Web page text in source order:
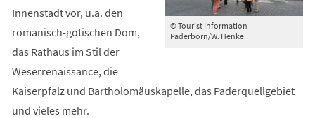
© Tourist Information
Paderborn/W. Henke
Innenstadt vor, u.a. den
romanisch-gotischen Dom,
das Rathaus im Stil der
Weserrenaissance, die
Kaiserpfalz und Bartholomäuskapelle, das Paderquellgebiet
und vieles mehr.